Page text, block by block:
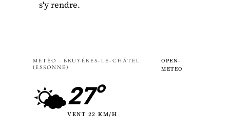
s'y rendre.
MÉTÉO · BRUYÈRES-LE-CHÂTEL
(ESSONNE)
OPEN-
METEO
🌤27°
VENT 22 KM/H